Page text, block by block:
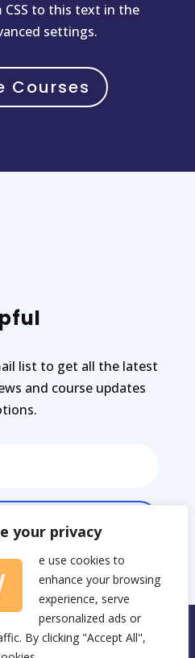
your privacy
e use cookies to
enhance your browsing
experience, serve
personalized ads or
By clicking "Accept All",
CSS to this text in the
settings.
Courses
list to get all the latest
and course updates
by Coolabulla.com